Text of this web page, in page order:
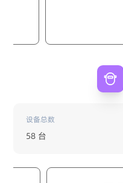
设备总数
58 台